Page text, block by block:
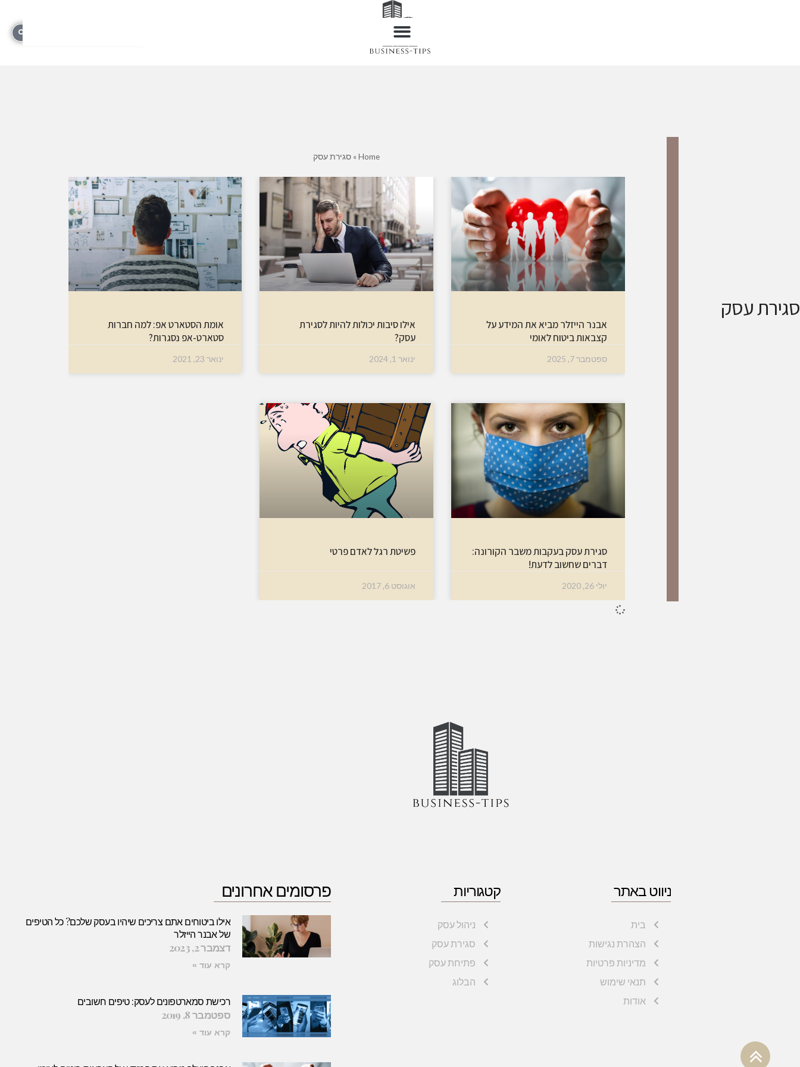
סגירת עסק
Home
» סגירת עסק
אבנר הייזלר מביא את המידע על
קצבאות ביטוח לאומי
ספטמבר 7, 2025
אילו סיבות יכולות להיות לסגירת
עסק?
ינואר 1, 2024
אומת הסטארט אפ: למה חברות
סטארט-אפ נסגרות?
ינואר 23, 2021
סגירת עסק בעקבות משבר הקורונה:
דברים שחשוב לדעת!
יולי 26, 2020
פשיטת רגל לאדם פרטי
אוגוסט 6, 2017
ניווט באתר
בית
הצהרת נגישות
מדיניות פרטיות
תנאי שימוש
אודות
קטגוריות
ניהול עסק
סגירת עסק
פתיחת עסק
הבלוג
פרסומים אחרונים
אילו ביטוחים אתם צריכים שיהיו בעסק שלכם? כל הטיפים
של אבנר הייזלר
דצמבר 2, 2023
קרא עוד »
רכישת סמארטפונים לעסק: טיפים חשובים
ספטמבר 8, 2019
קרא עוד »
גלילה